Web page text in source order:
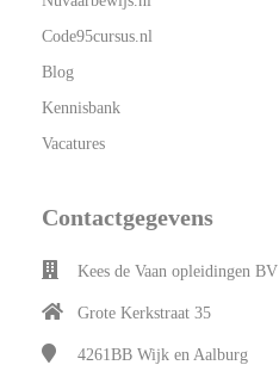
Code95cursus.nl
Blog
Kennisbank
Vacatures
Contactgegevens
Kees de Vaan opleidingen BV
Grote Kerkstraat 35
4261BB Wijk en Aalburg